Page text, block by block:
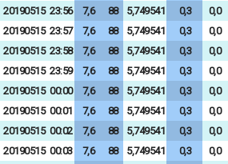
20190515 23:56 7,6 88 5,749541 0,3 0,0
20190515 23:57 7,6 88 5,749541 0,3 0,0
20190515 23:58 7,6 88 5,749541 0,3 0,0
20190515 23:59 7,6 88 5,749541 0,3 0,0
20190515 00:00 7,6 88 5,749541 0,3 0,0
20190515 00:01 7,6 88 5,749541 0,3 0,0
20190515 00:02 7,6 88 5,749541 0,3 0,0
20190515 00:03 7,6 88 5,749541 0,3 0,0